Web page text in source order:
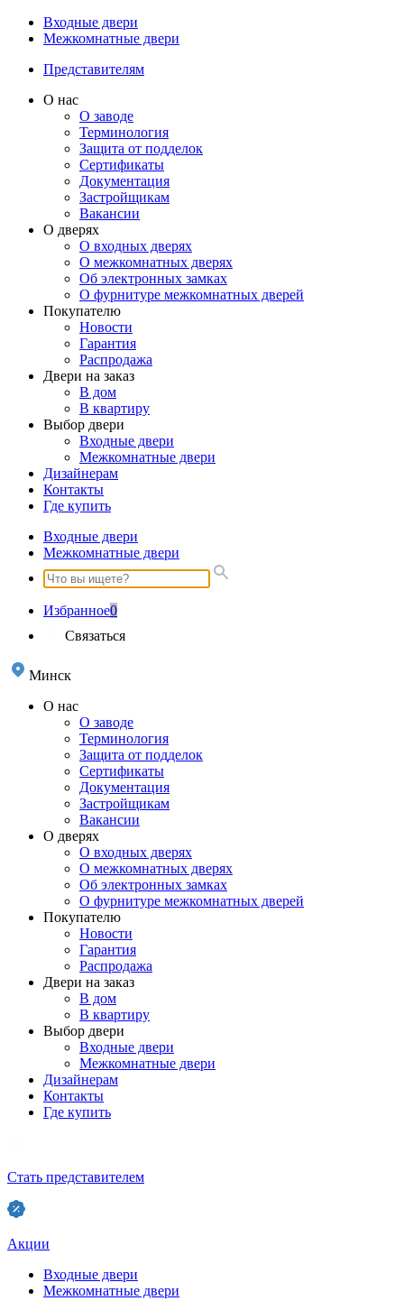
Входные двери
Межкомнатные двери
Представителям
О нас
О заводе
Терминология
Защита от подделок
Сертификаты
Документация
Застройщикам
Вакансии
О дверях
О входных дверях
О межкомнатных дверях
Об электронных замках
О фурнитуре межкомнатных дверей
Покупателю
Новости
Гарантия
Распродажа
Двери на заказ
В дом
В квартиру
Выбор двери
Входные двери
Межкомнатные двери
Дизайнерам
Контакты
Где купить
Входные двери
Межкомнатные двери
Избранное0
Связаться
Минск
О нас
О заводе
Терминология
Защита от подделок
Сертификаты
Документация
Застройщикам
Вакансии
О дверях
О входных дверях
О межкомнатных дверях
Об электронных замках
О фурнитуре межкомнатных дверей
Покупателю
Новости
Гарантия
Распродажа
Двери на заказ
В дом
В квартиру
Выбор двери
Входные двери
Межкомнатные двери
Дизайнерам
Контакты
Где купить
Стать представителем
Акции
Входные двери
Межкомнатные двери